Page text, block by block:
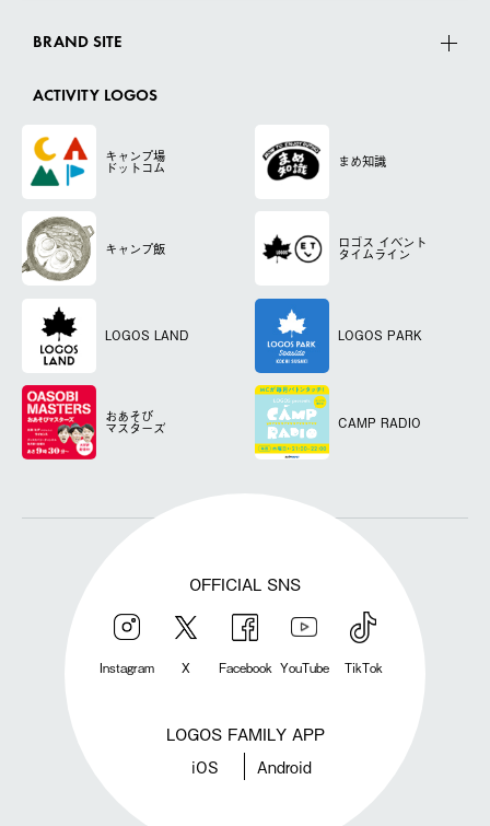
BRAND SITE
ACTIVITY LOGOS
キャンプ場
ドットコム まめ知識
キャンプ飯 ロゴス イベント
タイムライン
LOGOS LAND LOGOS PARK
おあそび
マスターズ CAMP RADIO
OFFICIAL SNS
Instagram X Facebook YouTube TikTok
LOGOS FAMILY APP
iOS Android